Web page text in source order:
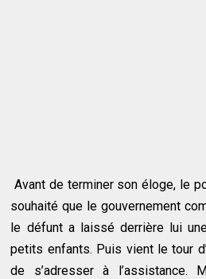
Avant de terminer son éloge, le
souhaité que le gouvernement
le défunt a laissé derrière lui
petits enfants. Puis vient le tour
de s’adresser à l’assistance.